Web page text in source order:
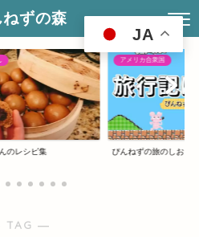
ずの森
のレシピ集
アメリカ合衆国
ぴんねずの旅のしおり
―
JA